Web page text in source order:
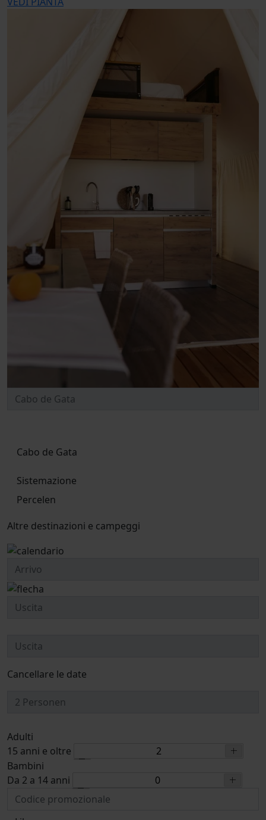
Cabo de Gata
Sistemazione
Percelen
Altre destinazioni e campeggi
Cancellare le date
Adulti
15 anni e oltre
Bambini
Da 2 a 14 anni